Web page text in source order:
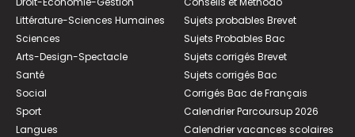
Littérature-Sciences Humaines
Sciences
Arts-Design-Spectacle
Santé
Social
Sport
Langues
Sujets probables Brevet
Sujets Probables Bac
Sujets corrigés Brevet
Sujets corrigés Bac
Corrigés Bac de Français
Calendrier Parcoursup 2026
Calendrier vacances scolaires